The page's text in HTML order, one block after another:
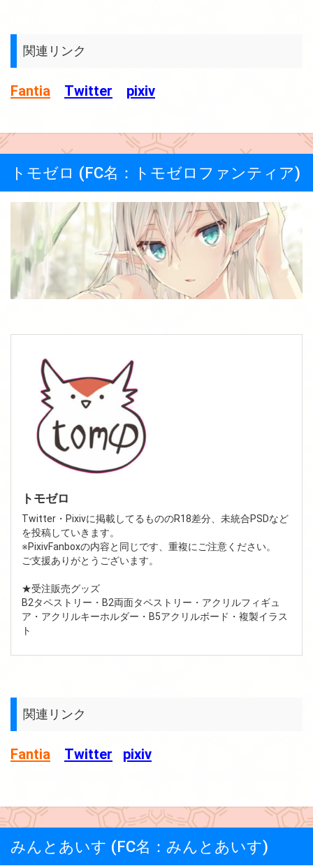
関連リンク
Fantia Twitter pixiv
トモゼロ (FC名：トモゼロファンティア)
トモゼロ
Twitter・Pixivに掲載してるもののR18差分、未統合PSDなど
を投稿していきます。
※PixivFanboxの内容と同じです、重複にご注意ください。
ご支援ありがとうございます。
★受注販売グッズ
B2タペストリー・B2両面タペストリー・アクリルフィギュ
ア・アクリルキーホルダー・B5アクリルボード・複製イラス
ト
関連リンク
Fantia Twitter pixiv
みんとあいす (FC名：みんとあいす)